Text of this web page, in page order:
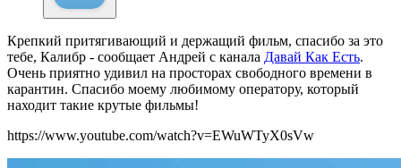
Крепкий притягивающий и держащий фильм, спасибо за это
тебе, Калибр - сообщает Андрей с канала Давай Как Есть.
Очень приятно удивил на просторах свободного времени в
карантин. Спасибо моему любимому оператору, который
находит такие крутые фильмы!
https://www.youtube.com/watch?v=EWuWTyX0sVw